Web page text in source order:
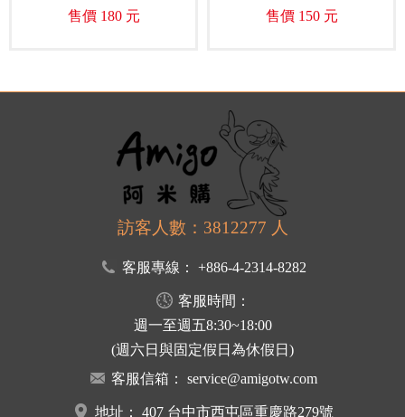
售價 180 元 售價 150 元
訪客人數：3812277 人
客服專線： +886-4-2314-8282
客服時間：
週一至週五8:30~18:00
(週六日與固定假日為休假日)
客服信箱：
service@amigotw.com
地址： 407 台中市西屯區重慶路279號